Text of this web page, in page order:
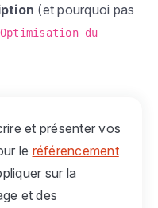
(et pourquoi pas
Optimisation du
et présenter vos
le référencement
sur la
et des